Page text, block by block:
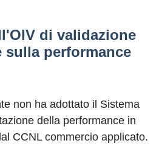
di validazione
sulla performance
non ha adottato il Sistema
della performance in
CCNL commercio applicato.